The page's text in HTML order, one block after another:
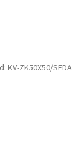
KV-ZK50X50/SEDA